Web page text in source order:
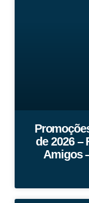
de 2026 –
Amigos